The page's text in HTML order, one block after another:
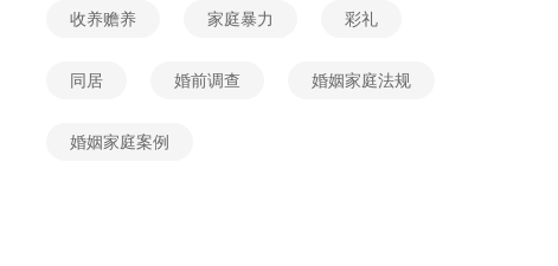
半月板二度损伤保险公司陪多少钱?
收养赡养 家庭暴力 彩礼
同居 婚前调查 婚姻家庭法规
婚姻家庭案例